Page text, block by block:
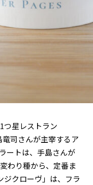
つ星レストラン
司さんが主宰するア
ートは、手島さんが
わり種から、定番ま
ジクローヴ」は、フラ